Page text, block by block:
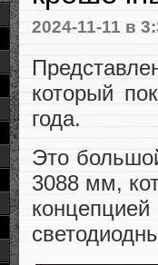
2024-11-11 в
который
года.
Это
3088 мм,